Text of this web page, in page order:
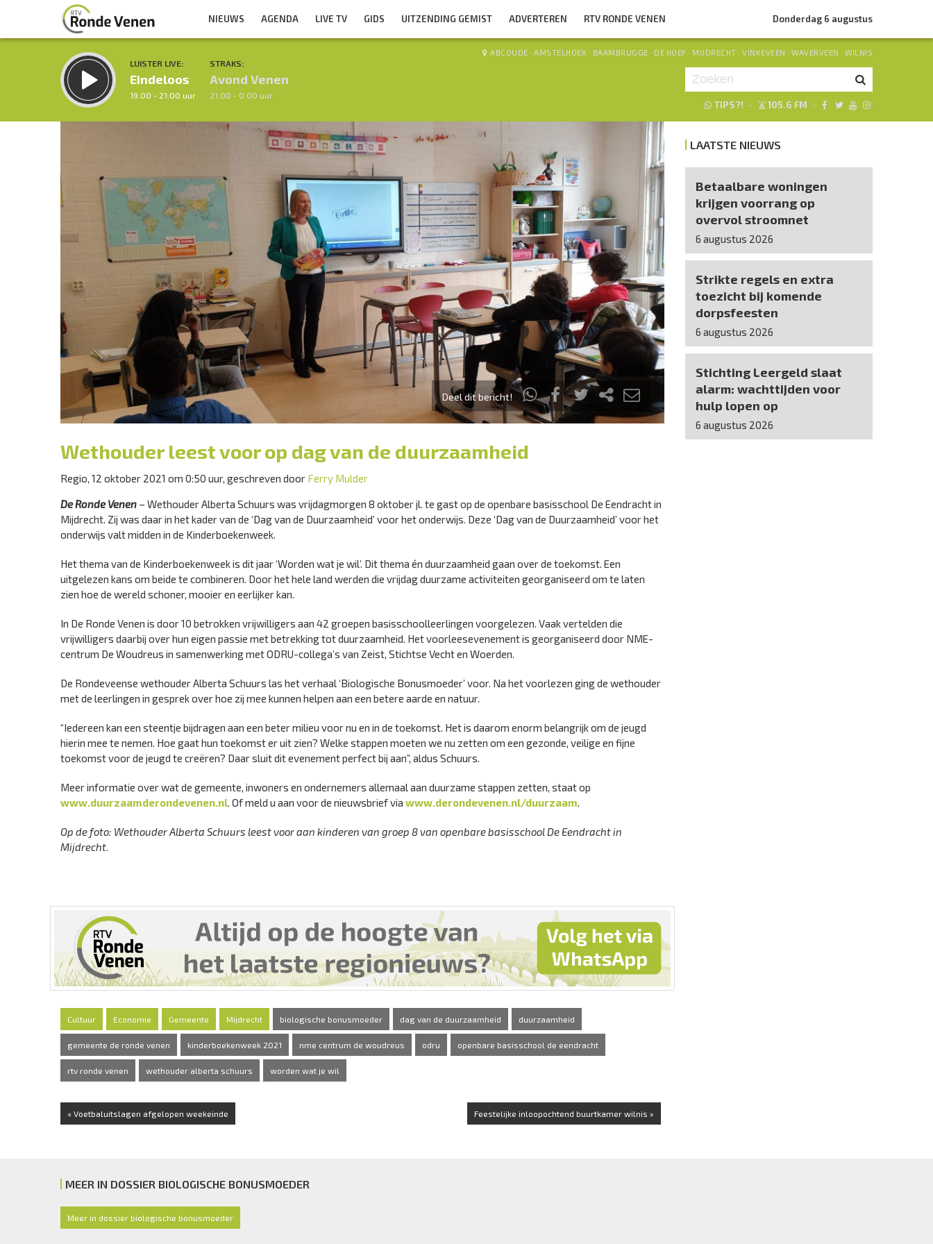
NIEUWS AGENDA LIVE TV GIDS UITZENDING GEMIST ADVERTEREN RTV RONDE VENEN Donderdag 6 augustus
LUISTER LIVE:
Eindeloos
19.00 - 21.00 uur
STRAKS:
Avond Venen
21.00 - 0.00 uur
ABCOUDE · AMSTELHOEK · BAAMBRUGGE · DE HOEF · MIJDRECHT · VINKEVEEN · WAVERVEEN · WILNIS
TIPS?! · 105.6 FM ·
Deel dit bericht!
Wethouder leest voor op dag van de duurzaamheid
Regio, 12 oktober 2021 om 0:50 uur, geschreven door Ferry Mulder
De Ronde Venen – Wethouder Alberta Schuurs was vrijdagmorgen 8 oktober jl. te gast op de openbare basisschool De Eendracht in
Mijdrecht. Zij was daar in het kader van de ‘Dag van de Duurzaamheid’ voor het onderwijs. Deze ‘Dag van de Duurzaamheid’ voor het
onderwijs valt midden in de Kinderboekenweek.
Het thema van de Kinderboekenweek is dit jaar ‘Worden wat je wil’. Dit thema én duurzaamheid gaan over de toekomst. Een
uitgelezen kans om beide te combineren. Door het hele land werden die vrijdag duurzame activiteiten georganiseerd om te laten
zien hoe de wereld schoner, mooier en eerlijker kan.
In De Ronde Venen is door 10 betrokken vrijwilligers aan 42 groepen basisschoolleerlingen voorgelezen. Vaak vertelden die
vrijwilligers daarbij over hun eigen passie met betrekking tot duurzaamheid. Het voorleesevenement is georganiseerd door NME-
centrum De Woudreus in samenwerking met ODRU-collega’s van Zeist, Stichtse Vecht en Woerden.
De Rondeveense wethouder Alberta Schuurs las het verhaal ‘Biologische Bonusmoeder’ voor. Na het voorlezen ging de wethouder
met de leerlingen in gesprek over hoe zij mee kunnen helpen aan een betere aarde en natuur.
“Iedereen kan een steentje bijdragen aan een beter milieu voor nu en in de toekomst. Het is daarom enorm belangrijk om de jeugd
hierin mee te nemen. Hoe gaat hun toekomst er uit zien? Welke stappen moeten we nu zetten om een gezonde, veilige en fijne
toekomst voor de jeugd te creëren? Daar sluit dit evenement perfect bij aan”, aldus Schuurs.
Meer informatie over wat de gemeente, inwoners en ondernemers allemaal aan duurzame stappen zetten, staat op
www.duurzaamderondevenen.nl. Of meld u aan voor de nieuwsbrief via www.derondevenen.nl/duurzaam.
Op de foto: Wethouder Alberta Schuurs leest voor aan kinderen van groep 8 van openbare basisschool De Eendracht in
Mijdrecht.
Cultuur Economie Gemeente Mijdrecht biologische bonusmoeder dag van de duurzaamheid duurzaamheid
gemeente de ronde venen kinderboekenweek 2021 nme centrum de woudreus odru openbare basisschool de eendracht
rtv ronde venen wethouder alberta schuurs worden wat je wil
« Voetbaluitslagen afgelopen weekeinde Feestelijke inloopochtend buurtkamer wilnis »
LAATSTE NIEUWS
Betaalbare woningen
krijgen voorrang op
overvol stroomnet
6 augustus 2026
Strikte regels en extra
toezicht bij komende
dorpsfeesten
6 augustus 2026
Stichting Leergeld slaat
alarm: wachttijden voor
hulp lopen op
6 augustus 2026
MEER IN DOSSIER BIOLOGISCHE BONUSMOEDER
Meer in dossier biologische bonusmoeder